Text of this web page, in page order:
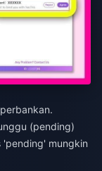
(pending)
mungkin